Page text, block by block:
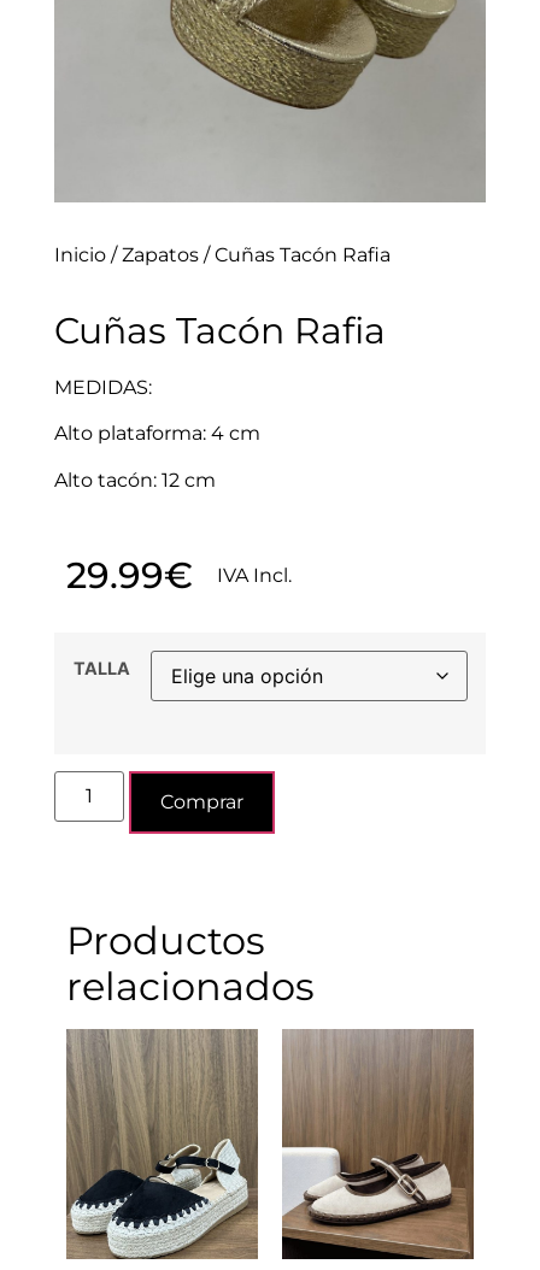
Inicio/Zapatos/ Cuñas Tacón Rafia
Cuñas Tacón Rafia
MEDIDAS:
Alto plataforma: 4 cm
Alto tacón: 12 cm
29.99€ IVA Incl.
TALLA
Comprar
Productos
relacionados